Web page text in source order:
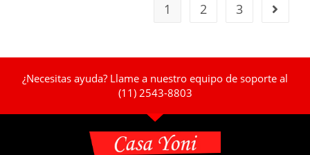
1 2 3
¿Necesitas ayuda? Llame a nuestro equipo de soporte al
(11) 2543-8803